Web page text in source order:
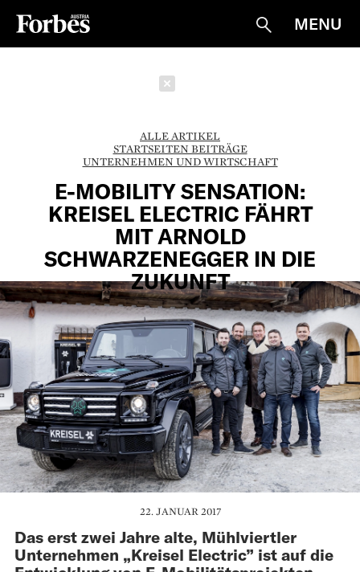
Suche
MENU
ALLE ARTIKEL
STARTSEITEN BEITRÄGE
UNTERNEHMEN UND WIRTSCHAFT
E-MOBILITY SENSATION:
KREISEL ELECTRIC FÄHRT
MIT ARNOLD
SCHWARZENEGGER IN DIE
ZUKUNFT
22. JANUAR 2017
Das erst zwei Jahre alte, Mühlviertler
Unternehmen „Kreisel Electric” ist auf die